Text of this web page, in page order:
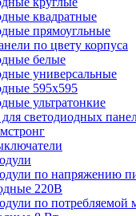
квадратные
прямоугльные
по цвету корпуса
белые
универсальные
595х595
ультратонкие
светодиодных
по напряжению
220В
по потребляемой